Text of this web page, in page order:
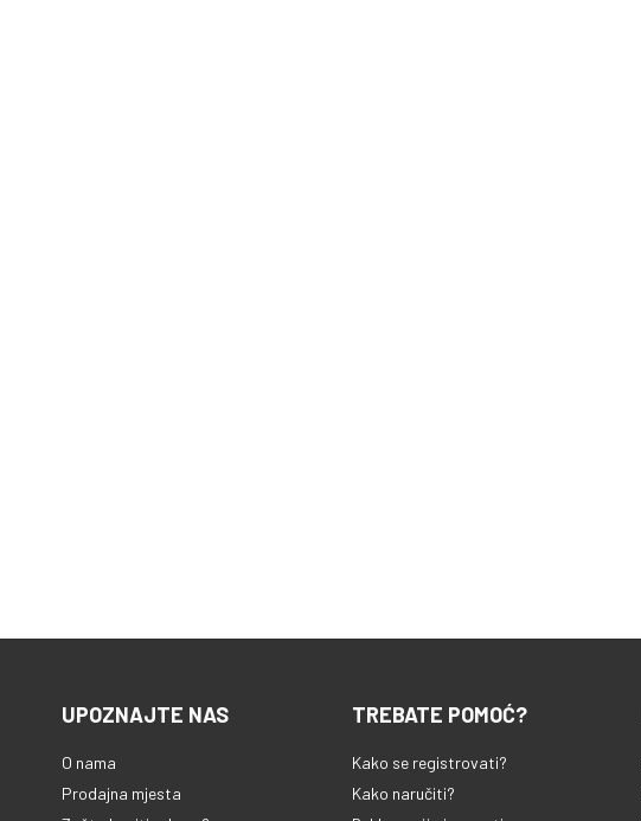
UPOZNAJTE NAS
O nama
Prodajna mjesta
TREBATE POMOĆ?
Kako se registrovati?
Kako naručiti?